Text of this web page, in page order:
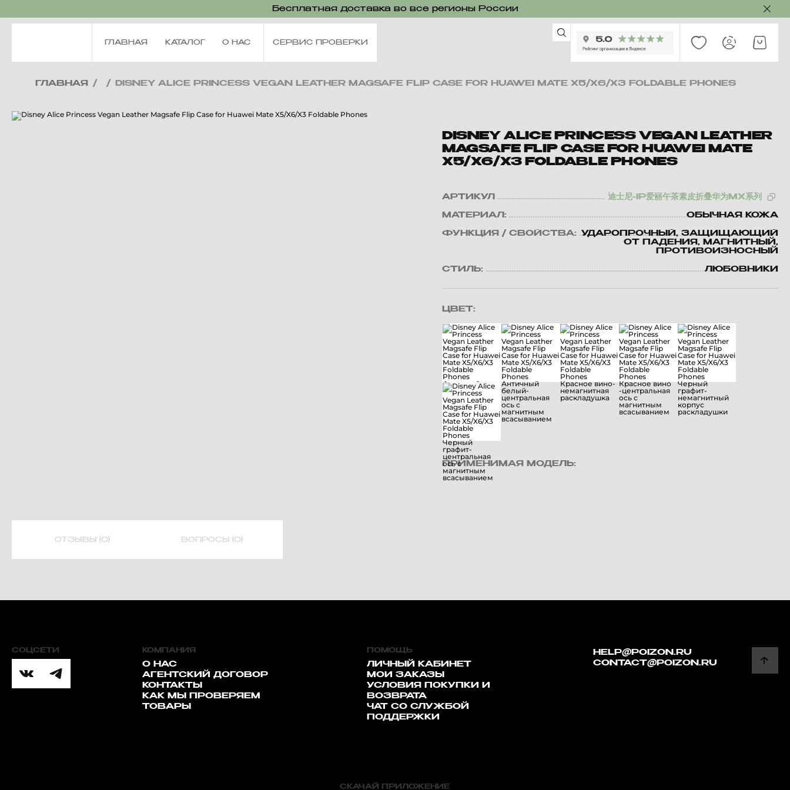
Бесплатная доставка во все регионы России
ГЛАВНАЯ КАТАЛОГ О НАС СЕРВИС ПРОВЕРКИ
ГЛАВНАЯ / / DISNEY ALICE PRINCESS VEGAN LEATHER MAGSAFE FLIP CASE FOR HUAWEI MATE X5/X6/X3 FOLDABLE PHONES
DISNEY ALICE PRINCESS VEGAN LEATHER
MAGSAFE FLIP CASE FOR HUAWEI MATE
X5/X6/X3 FOLDABLE PHONES
АРТИКУЛ 迪士尼-IP爱丽午茶素皮折叠华为MX系列
МАТЕРИАЛ: ОБЫЧНАЯ КОЖА
ФУНКЦИЯ / СВОЙСТВА:
УДАРОПРОЧНЫЙ, ЗАЩИЩАЮЩИЙ
ОТ ПАДЕНИЯ, МАГНИТНЫЙ,
ПРОТИВОИЗНОСНЫЙ
СТИЛЬ: ЛЮБОВНИКИ
ЦВЕТ:
ПРИМЕНИМАЯ МОДЕЛЬ:
ОТЗЫВЫ (0) ВОПРОСЫ (0)
СОЦСЕТИ КОМПАНИЯ
О НАС
АГЕНТСКИЙ ДОГОВОР
КОНТАКТЫ
КАК МЫ ПРОВЕРЯЕМ
ТОВАРЫ
HELP@POIZON.RU
CONTACT@POIZON.RU
ПОМОЩЬ
ЛИЧНЫЙ КАБИНЕТ
МОИ ЗАКАЗЫ
УСЛОВИЯ ПОКУПКИ И
ВОЗВРАТА
ЧАТ СО СЛУЖБОЙ
ПОДДЕРЖКИ
СКАЧАЙ ПРИЛОЖЕНИЕ